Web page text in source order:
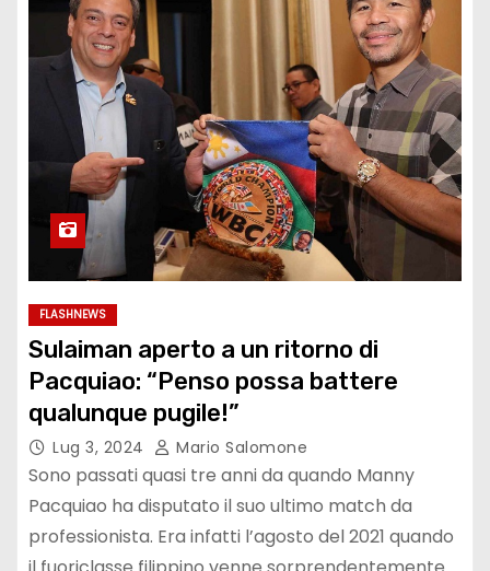
FLASHNEWS
Sulaiman aperto a un ritorno di
Pacquiao: “Penso possa battere
qualunque pugile!”
Lug 3, 2024 Mario Salomone
Sono passati quasi tre anni da quando Manny
Pacquiao ha disputato il suo ultimo match da
professionista. Era infatti l’agosto del 2021 quando